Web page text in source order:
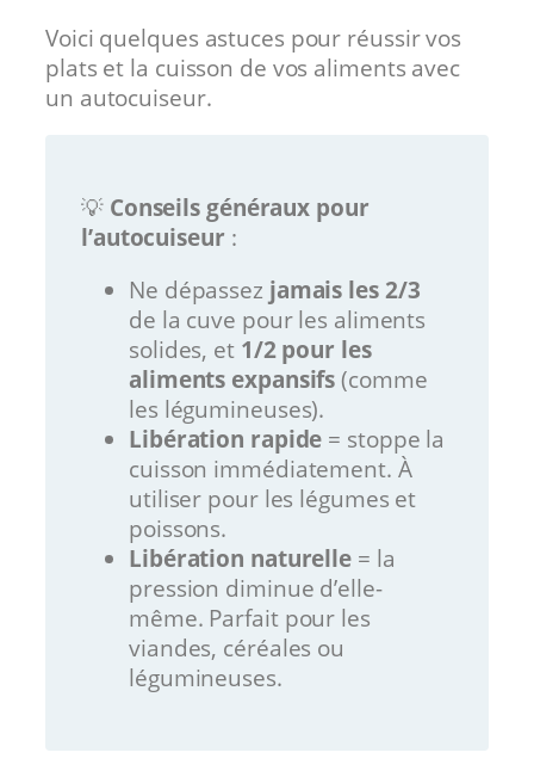
Voici quelques astuces pour réussir vos
plats et la cuisson de vos aliments avec
un autocuiseur.
💡 Conseils généraux pour
l’autocuiseur :
Ne dépassez jamais les 2/3
de la cuve pour les aliments
solides, et 1/2 pour les
aliments expansifs (comme
les légumineuses).
Libération rapide = stoppe la
cuisson immédiatement. À
utiliser pour les légumes et
poissons.
Libération naturelle = la
pression diminue d’elle-
même. Parfait pour les
viandes, céréales ou
légumineuses.